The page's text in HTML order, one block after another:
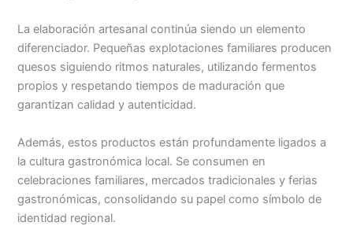
La elaboración artesanal continúa siendo un elemento
diferenciador. Pequeñas explotaciones familiares producen
quesos siguiendo ritmos naturales, utilizando fermentos
propios y respetando tiempos de maduración que
garantizan calidad y autenticidad.
Además, estos productos están profundamente ligados a
la cultura gastronómica local. Se consumen en
celebraciones familiares, mercados tradicionales y ferias
gastronómicas, consolidando su papel como símbolo de
identidad regional.